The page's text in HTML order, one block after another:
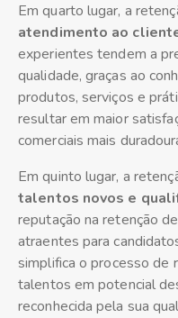
Em quarto lugar, a
atendimento ao
experientes tendem a
qualidade, graças ao
produtos, serviços e
resultar em maior
comerciais mais
Em quinto lugar, a
talentos novos e
reputação na retenção
atraentes para
simplifica o processo de
talentos em potencial
reconhecida pela sua